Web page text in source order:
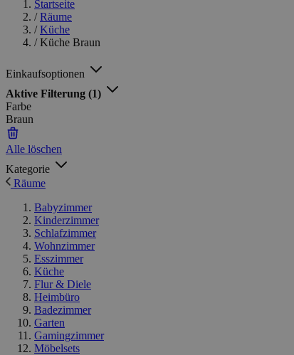
Startseite
/ Räume
/ Küche
/ Küche Braun
Einkaufsoptionen
Aktive Filterung (1)
Farbe
Braun
Alle löschen
Kategorie
Räume
Babyzimmer
Kinderzimmer
Schlafzimmer
Wohnzimmer
Esszimmer
Küche
Flur & Diele
Heimbüro
Badezimmer
Garten
Gamingzimmer
Möbelsets